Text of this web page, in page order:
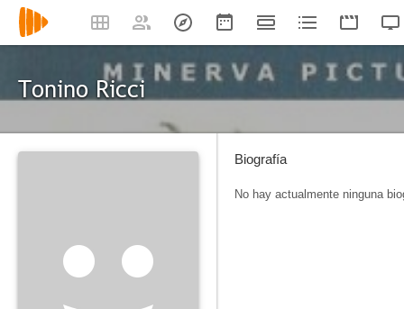
Tonino Ricci
Biografía
No hay actualmente ninguna